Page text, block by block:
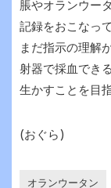
脹やオランウー
記録をおこなっ
まだ指示の理解
射器で採血でき
生かすことを目
(おぐら)
オランウータン